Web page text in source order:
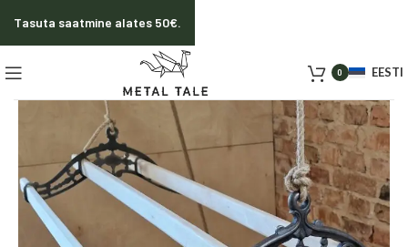
0 EESTI
Tasuta saatmine alates 50€.